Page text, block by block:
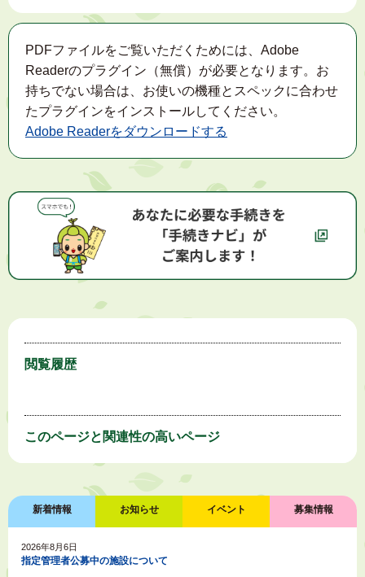
PDFファイルをご覧いただくためには、Adobe
Readerのプラグイン（無償）が必要となります。お
持ちでない場合は、お使いの機種とスペックに合わせ
たプラグインをインストールしてください。
Adobe Readerをダウンロードする
閲覧履歴
このページと 関連性の高いページ
新着情報 お知らせ イベント 募集情報
2026年8月6日
指定管理者公募中の施設について